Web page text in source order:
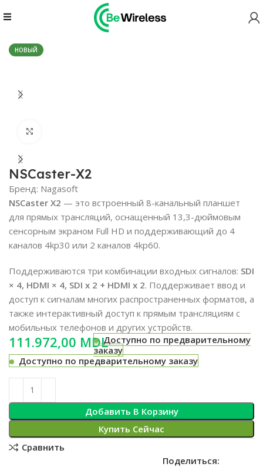
Video solutions
НОВЫЙ
NSCaster-X2
Бренд: Nagasoft
NSCaster X2 — это встроенный 8-канальный планшет
для прямых трансляций, оснащенный 13,3-дюймовым
сенсорным экраном Full HD и поддерживающий до 4
каналов 4kp30 или 2 каналов 4kp60.
Поддерживаются три комбинации входных сигналов: SDI
× 4, HDMI × 4, SDI x 2 + HDMI x 2. Поддерживает ввод и
доступ к сигналам многих распространенных форматов, а
также интерактивный доступ к прямым трансляциям с
мобильных телефонов и других устройств.
MDLДоступно по предварительному
заказу
Доступно по предварительному заказу
Добавить В Корзину
Купить Сейчас
Сравнить
Поделиться: